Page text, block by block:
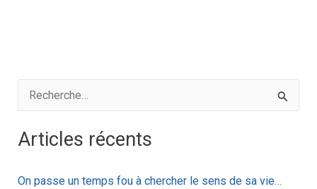
c
Articles récents
On passe un temps fou à chercher le sens de sa vie…